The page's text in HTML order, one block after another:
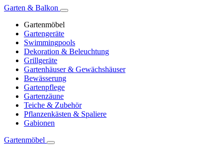
Garten & Balkon
Gartenmöbel
Gartengeräte
Swimmingpools
Dekoration & Beleuchtung
Grillgeräte
Gartenhäuser & Gewächshäuser
Bewässerung
Gartenpflege
Gartenzäune
Teiche & Zubehör
Pflanzenkästen & Spaliere
Gabionen
Gartenmöbel